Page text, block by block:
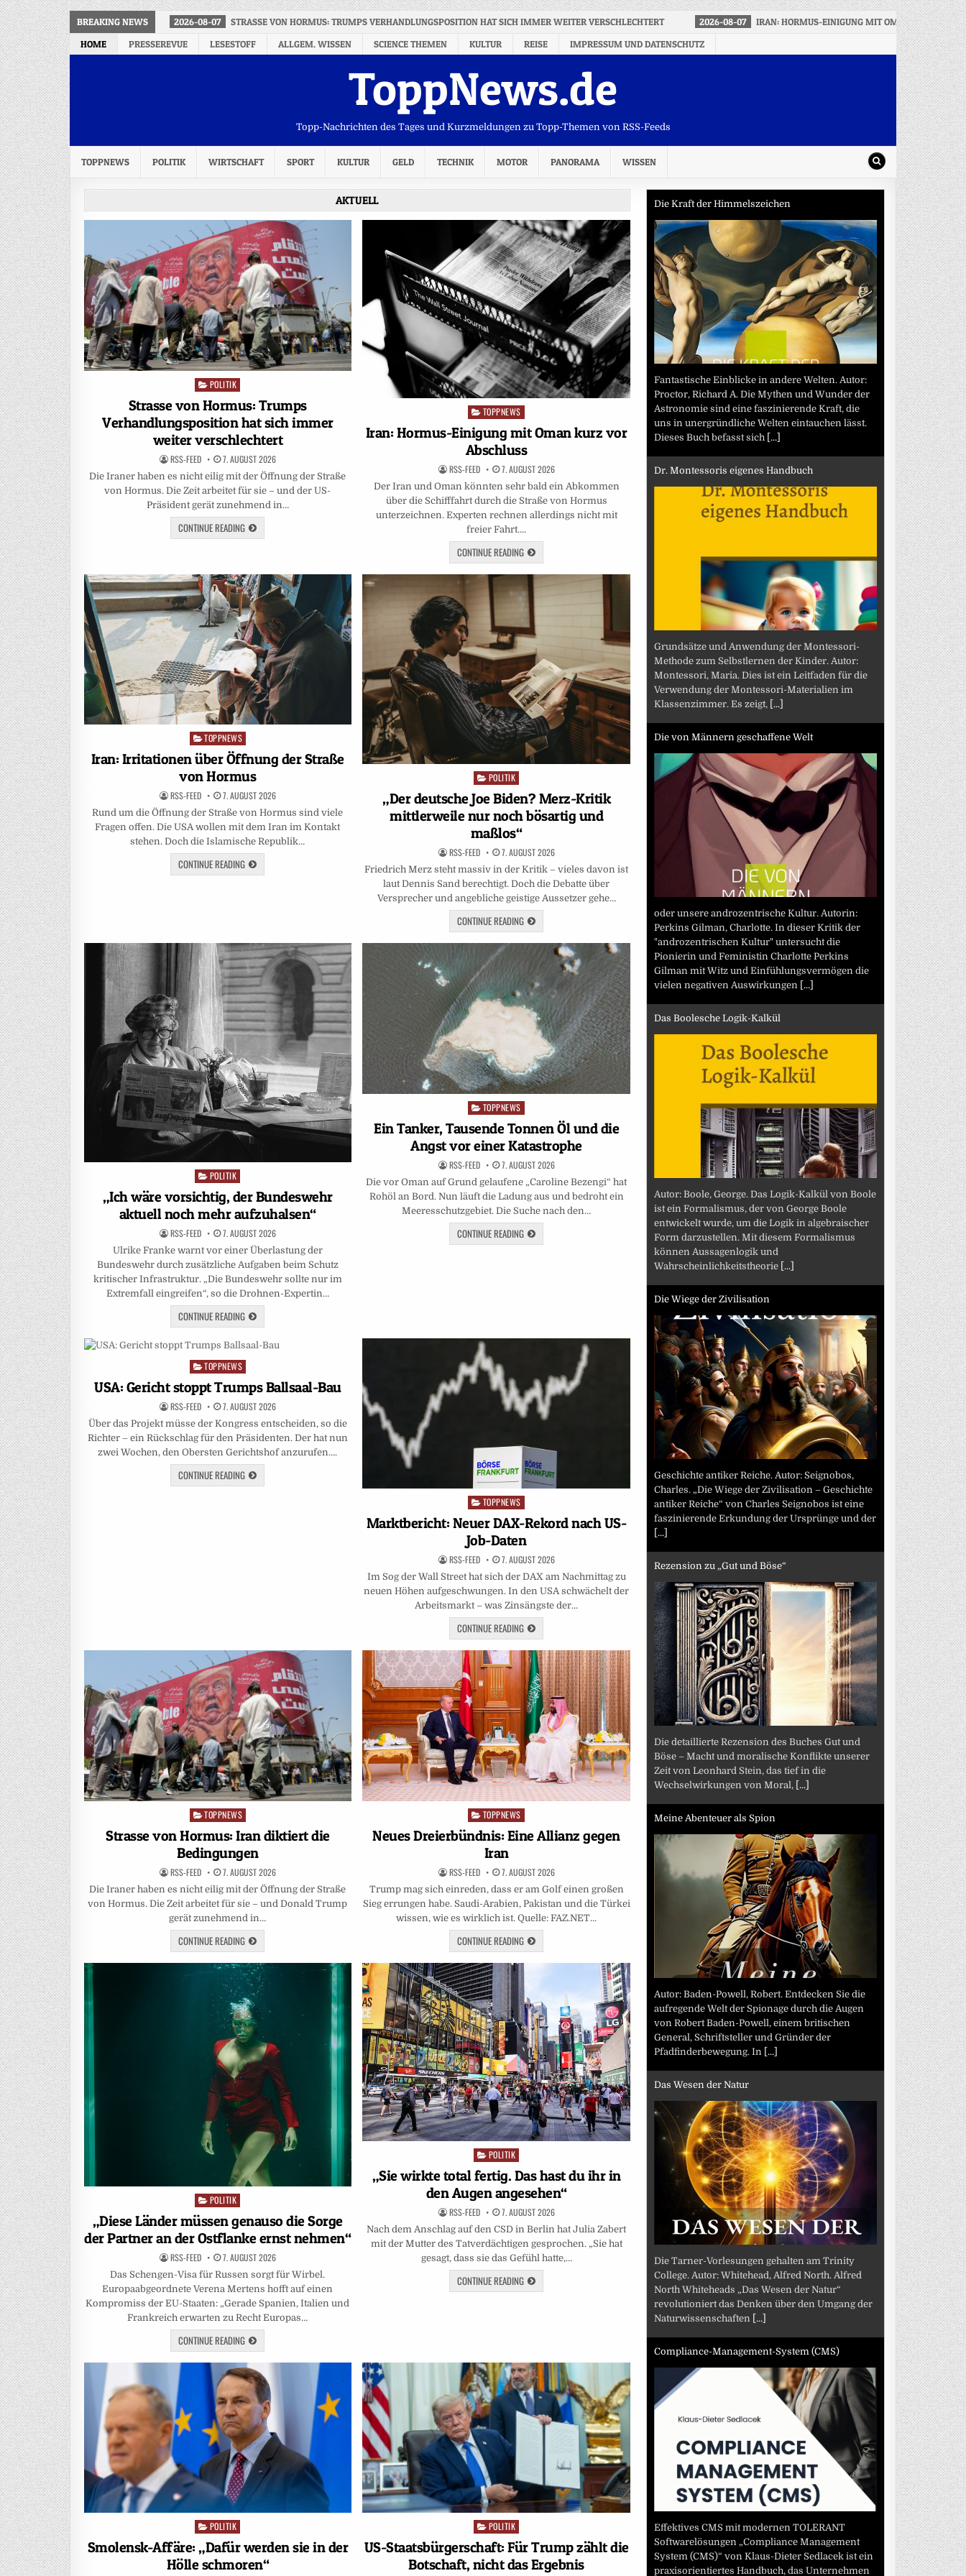
BREAKING NEWS 2026-08-07 STRASSE VON HORMUS: TRUMPS VERHANDLUNGSPOSITION HAT SICH IMMER WEITER VERSCHLECHTERT 2026-08-07
IRAN: HORMUS-EINIGUNG MIT OMAN KURZ VOR
HOME
PRESSEREVUE LESESTOFF ALLGEM. WISSEN SCIENCE THEMEN KULTUR REISE IMPRESSUM UND DATENSCHUTZ
ToppNews.de
Topp-Nachrichten des Tages und Kurzmeldungen zu Topp-Themen von RSS-Feeds
TOPPNEWS POLITIK WIRTSCHAFT SPORT KULTUR GELD TECHNIK MOTOR PANORAMA WISSEN
AKTUELL
Posted
in
POLITIK
Strasse von Hormus: Trumps
Verhandlungsposition hat sich immer
weiter verschlechtert
RSS-FEED 7. AUGUST 2026
Die Iraner haben es nicht eilig mit der Öffnung der Straße
von Hormus. Die Zeit arbeitet für sie – und der US-
Präsident gerät zunehmend in…
CONTINUE READING
Posted
in
TOPPNEWS
Iran: Hormus-Einigung mit Oman kurz vor
Abschluss
RSS-FEED 7. AUGUST 2026
Der Iran und Oman könnten sehr bald ein Abkommen
über die Schifffahrt durch die Straße von Hormus
unterzeichnen. Experten rechnen allerdings nicht mit
freier Fahrt….
CONTINUE READING
Posted
in
TOPPNEWS
Iran: Irritationen über Öffnung der Straße
von Hormus
RSS-FEED 7. AUGUST 2026
Rund um die Öffnung der Straße von Hormus sind viele
Fragen offen. Die USA wollen mit dem Iran im Kontakt
stehen. Doch die Islamische Republik…
CONTINUE READING
Posted
in
POLITIK
„Der deutsche Joe Biden? Merz-Kritik
mittlerweile nur noch bösartig und
maßlos“
RSS-FEED 7. AUGUST 2026
Friedrich Merz steht massiv in der Kritik – vieles davon ist
laut Dennis Sand berechtigt. Doch die Debatte über
Versprecher und angebliche geistige Aussetzer gehe…
CONTINUE READING
Posted
in
POLITIK
„Ich wäre vorsichtig, der Bundeswehr
aktuell noch mehr aufzuhalsen“
RSS-FEED 7. AUGUST 2026
Ulrike Franke warnt vor einer Überlastung der
Bundeswehr durch zusätzliche Aufgaben beim Schutz
kritischer Infrastruktur. „Die Bundeswehr sollte nur im
Extremfall eingreifen“, so die Drohnen-Expertin…
CONTINUE READING
Posted
TOPPNEWS
Ein Tanker, Tausende Tonnen Öl und die
Angst vor einer Katastrophe
RSS-FEED 7. AUGUST 2026
Die vor Oman auf Grund gelaufene „Caroline Bezengi“ hat
Rohöl an Bord. Nun läuft die Ladung aus und bedroht ein
Meeresschutzgebiet. Die Suche nach den…
CONTINUE READING
Posted
TOPPNEWS
USA: Gericht stoppt Trumps Ballsaal-Bau
RSS-FEED 7. AUGUST 2026
Über das Projekt müsse der Kongress entscheiden, so die
Richter – ein Rückschlag für den Präsidenten. Der hat nun
zwei Wochen, den Obersten Gerichtshof anzurufen….
CONTINUE READING
Posted
TOPPNEWS
Marktbericht: Neuer DAX-Rekord nach US-
Job-Daten
RSS-FEED 7. AUGUST 2026
Im Sog der Wall Street hat sich der DAX am Nachmittag zu
neuen Höhen aufgeschwungen. In den USA schwächelt der
Arbeitsmarkt – was Zinsängste der…
CONTINUE READING
Posted
in
TOPPNEWS
Strasse von Hormus: Iran diktiert die
Bedingungen
RSS-FEED 7. AUGUST 2026
Die Iraner haben es nicht eilig mit der Öffnung der Straße
von Hormus. Die Zeit arbeitet für sie – und Donald Trump
gerät zunehmend in…
CONTINUE READING
Posted
TOPPNEWS
Neues Dreierbündnis: Eine Allianz gegen
Iran
RSS-FEED 7. AUGUST 2026
Trump mag sich einreden, dass er am Golf einen großen
Sieg errungen habe. Saudi-Arabien, Pakistan und die Türkei
wissen, wie es wirklich ist. Quelle: FAZ.NET…
CONTINUE READING
Posted
in
POLITIK
„Diese Länder müssen genauso die Sorge
der Partner an der Ostflanke ernst nehmen“
RSS-FEED 7. AUGUST 2026
Das Schengen-Visa für Russen sorgt für Wirbel.
Europaabgeordnete Verena Mertens hofft auf einen
Kompromiss der EU-Staaten: „Gerade Spanien, Italien und
Frankreich erwarten zu Recht Europas…
CONTINUE READING
Posted
in
POLITIK
„Sie wirkte total fertig. Das hast du ihr in
den Augen angesehen“
RSS-FEED 7. AUGUST 2026
Nach dem Anschlag auf den CSD in Berlin hat Julia Zabert
mit der Mutter des Tatverdächtigen gesprochen. „Sie hat
gesagt, dass sie das Gefühl hatte,…
CONTINUE READING
Posted
POLITIK
Smolensk-Affäre: „Dafür werden sie in der
Hölle schmoren“
Posted
in
POLITIK
US-Staatsbürgerschaft: Für Trump zählt die
Botschaft, nicht das Ergebnis
Die Kraft der Himmelszeichen
Fantastische Einblicke in andere Welten. Autor:
Proctor, Richard A. Die Mythen und Wunder der
Astronomie sind eine faszinierende Kraft, die
uns in unergründliche Welten eintauchen lässt.
Dieses Buch befasst sich [...]
Dr. Montessoris eigenes Handbuch
Grundsätze und Anwendung der Montessori-
Methode zum Selbstlernen der Kinder. Autor:
Montessori, Maria. Dies ist ein Leitfaden für die
Verwendung der Montessori-Materialien im
Klassenzimmer. Es zeigt, [...]
Die von Männern geschaffene Welt
oder unsere androzentrische Kultur. Autorin:
Perkins Gilman, Charlotte. In dieser Kritik der
"androzentrischen Kultur" untersucht die
Pionierin und Feministin Charlotte Perkins
Gilman mit Witz und Einfühlungsvermögen die
vielen negativen Auswirkungen [...]
Das Boolesche Logik-Kalkül
Autor: Boole, George. Das Logik-Kalkül von Boole
ist ein Formalismus, der von George Boole
entwickelt wurde, um die Logik in algebraischer
Form darzustellen. Mit diesem Formalismus
können Aussagenlogik und
Wahrscheinlichkeitstheorie [...]
Die Wiege der Zivilisation
Geschichte antiker Reiche. Autor: Seignobos,
Charles. „Die Wiege der Zivilisation – Geschichte
antiker Reiche“ von Charles Seignobos ist eine
faszinierende Erkundung der Ursprünge und der
[...]
Rezension zu „Gut und Böse“
Die detaillierte Rezension des Buches Gut und
Böse – Macht und moralische Konflikte unserer
Zeit von Leonhard Stein, das tief in die
Wechselwirkungen von Moral, [...]
Meine Abenteuer als Spion
Autor: Baden-Powell, Robert. Entdecken Sie die
aufregende Welt der Spionage durch die Augen
von Robert Baden-Powell, einem britischen
General, Schriftsteller und Gründer der
Pfadfinderbewegung. In [...]
Das Wesen der Natur
Die Tarner-Vorlesungen gehalten am Trinity
College. Autor: Whitehead, Alfred North. Alfred
North Whiteheads „Das Wesen der Natur“
revolutioniert das Denken über den Umgang der
Naturwissenschaften [...]
Compliance-Management-System (CMS)
Effektives CMS mit modernen TOLERANT
Softwarelösungen „Compliance Management
System (CMS)“ von Klaus-Dieter Sedlacek ist ein
praxisorientiertes Handbuch, das Unternehmen